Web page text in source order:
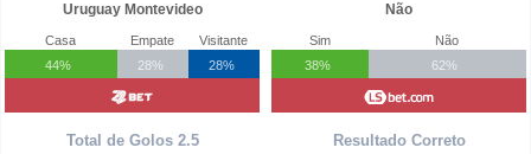
Uruguay Montevideo
Casa
44%
Empate
28%
Visitante
28%
Total de Golos 2.5
Não
Sim
38%
Não
62%
Resultado Correto